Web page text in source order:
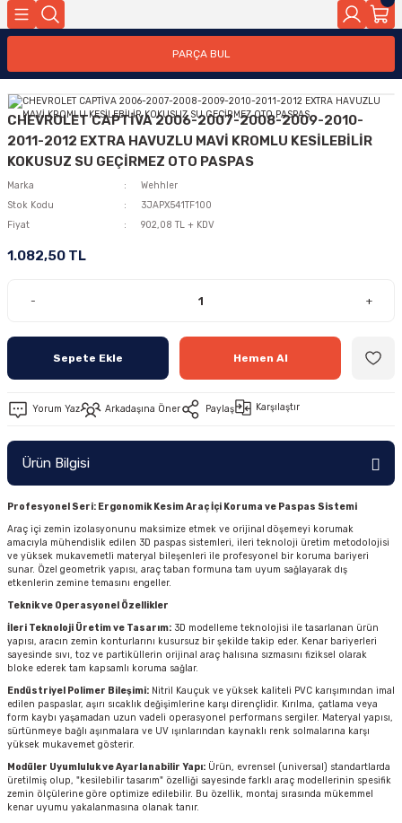
PARÇA BUL
CHEVROLET CAPTİVA 2006-2007-2008-2009-2010-
2011-2012 EXTRA HAVUZLU MAVİ KROMLU KESİLEBİLİR
KOKUSUZ SU GEÇİRMEZ OTO PASPAS
Marka
Wehhler
Stok Kodu
3JAPX541TF100
Fiyat
902,08 TL + KDV
1.082,50 TL
- +
Sepete Ekle Hemen Al
Yorum Yaz Arkadaşına Öner Paylaş Karşılaştır
Ürün Bilgisi
Profesyonel Seri: Ergonomik Kesim Araç İçi Koruma ve Paspas Sistemi
Araç içi zemin izolasyonunu maksimize etmek ve orijinal döşemeyi korumak
amacıyla mühendislik edilen 3D paspas sistemleri, ileri teknoloji üretim metodolojisi
ve yüksek mukavemetli materyal bileşenleri ile profesyonel bir koruma bariyeri
sunar. Özel geometrik yapısı, araç taban formuna tam uyum sağlayarak dış
etkenlerin zemine temasını engeller.
Teknik ve Operasyonel Özellikler
İleri Teknoloji Üretim ve Tasarım: 3D modelleme teknolojisi ile tasarlanan ürün
yapısı, aracın zemin konturlarını kusursuz bir şekilde takip eder. Kenar bariyerleri
sayesinde sıvı, toz ve partiküllerin orijinal araç halısına sızmasını fiziksel olarak
bloke ederek tam kapsamlı koruma sağlar.
Endüstriyel Polimer Bileşimi: Nitril Kauçuk ve yüksek kaliteli PVC karışımından imal
edilen paspaslar, aşırı sıcaklık değişimlerine karşı dirençlidir. Kırılma, çatlama veya
form kaybı yaşamadan uzun vadeli operasyonel performans sergiler. Materyal yapısı,
sürtünmeye bağlı aşınmalara ve UV ışınlarından kaynaklı renk solmalarına karşı
yüksek mukavemet gösterir.
Modüler Uyumluluk ve Ayarlanabilir Yapı: Ürün, evrensel (universal) standartlarda
üretilmiş olup, "kesilebilir tasarım" özelliği sayesinde farklı araç modellerinin spesifik
zemin ölçülerine göre optimize edilebilir. Bu özellik, montaj sırasında mükemmel
kenar uyumu yakalanmasına olanak tanır.